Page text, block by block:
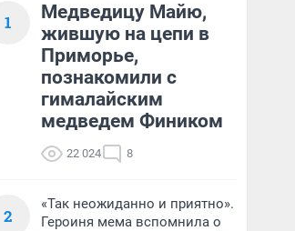
1
Медведицу Майю,
жившую на цепи в
Приморье,
познакомили с
гималайским
медведем Фиником
22 024 8
2
«Так неожиданно и приятно».
Героиня мема вспомнила о